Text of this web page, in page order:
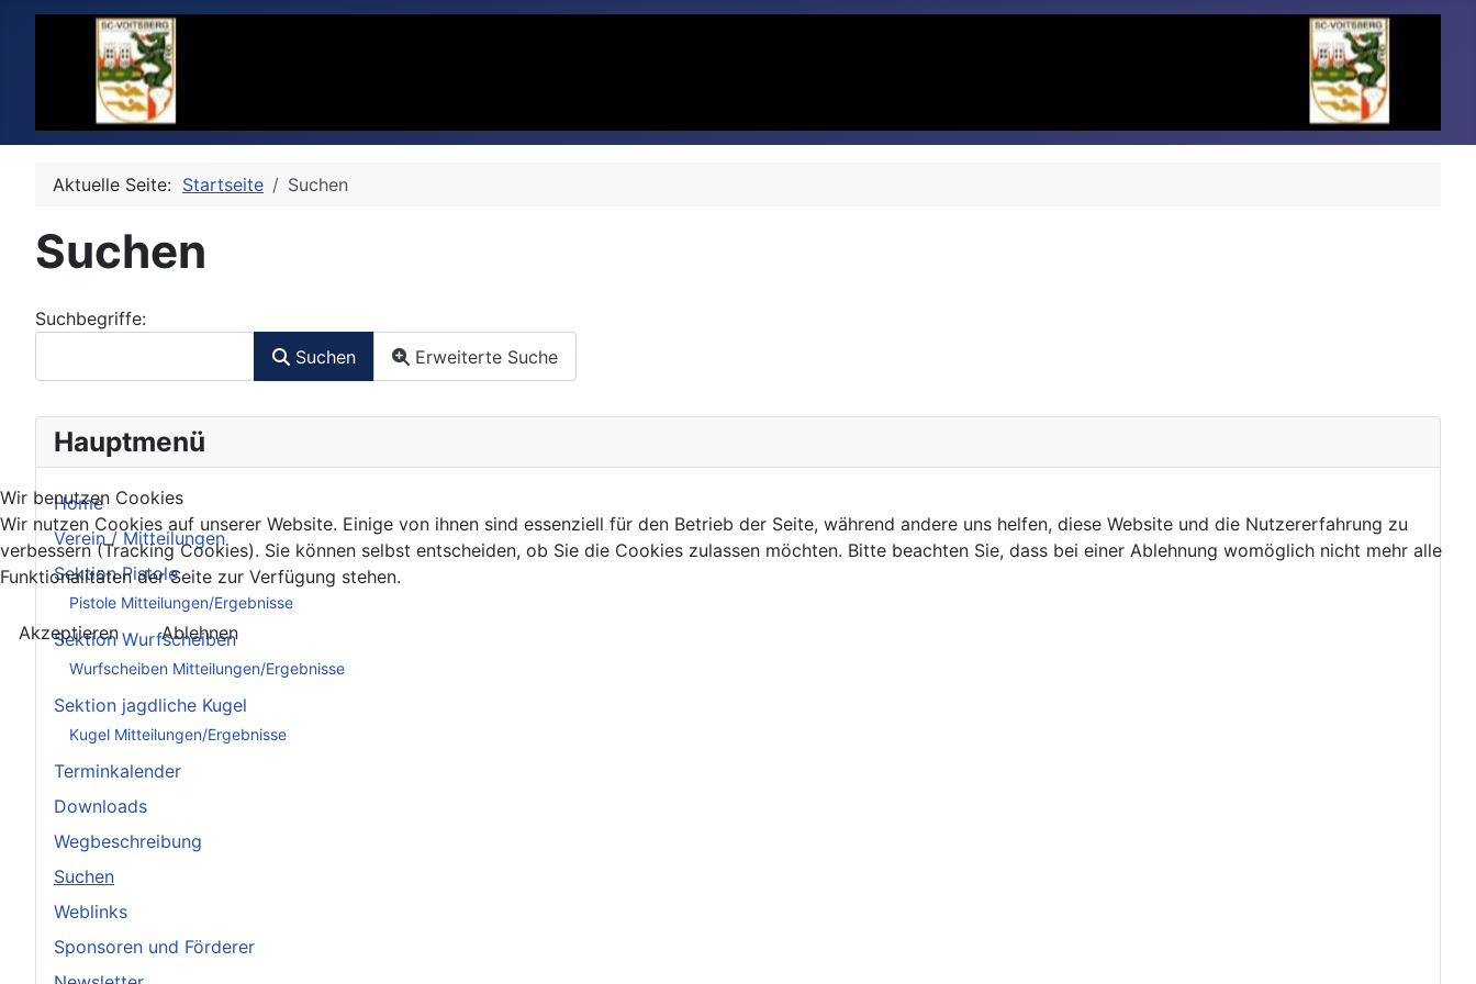
Hauptmenü
Home
Verein / Mitteilungen
Sektion Pistole
Pistole Mitteilungen/Ergebnisse
Sektion Wurfscheiben
Wurfscheiben Mitteilungen/Ergebnisse
Sektion jagdliche Kugel
Kugel Mitteilungen/Ergebnisse
Terminkalender
Downloads
Wegbeschreibung
Suchen
Weblinks
Sponsoren und Förderer
Aktuelle Seite: Startseite Suchen
Suchen
Suchformular
Suchbegriffe:
Suchen
Erweiterte Suche
Wir benutzen Cookies
Wir nutzen Cookies auf unserer Website. Einige von ihnen sind essenziell für den Betrieb der Seite, während andere uns helfen, diese Website und die Nutzererfahrung zu
verbessern (Tracking Cookies). Sie können selbst entscheiden, ob Sie die Cookies zulassen möchten. Bitte beachten Sie, dass bei einer Ablehnung womöglich nicht mehr alle
Funktionalitäten der Seite zur Verfügung stehen.
Akzeptieren Ablehnen